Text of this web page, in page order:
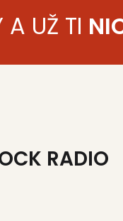
A UŽ TI
RADIO